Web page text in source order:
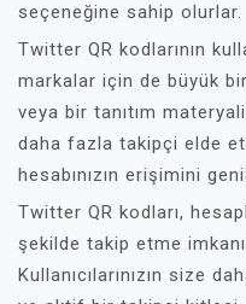
seçeneğine sahip olurlar.
Twitter QR kodlarının
markalar için de büyük
veya bir tanıtım
daha fazla takipçi elde
hesabınızın erişimini
Twitter QR kodları,
şekilde takip etme
Kullanıcılarınızın size